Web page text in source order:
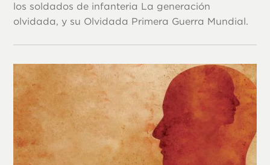
los soldados de infanteria La generación
olvidada, y su Olvidada Primera Guerra Mundial.